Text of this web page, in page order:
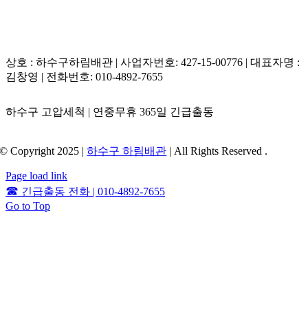
상호 : 하수구하림배관 | 사업자번호: 427-15-00776 | 대표자명 :
김창영 | 전화번호: 010-4892-7655
하수구 고압세척 | 연중무휴 365일 긴급출동
© Copyright 2025 |하수구 하림배관 | All Rights Reserved .
Page load link
☎ 긴급출동 전화 | 010-4892-7655
Go to Top